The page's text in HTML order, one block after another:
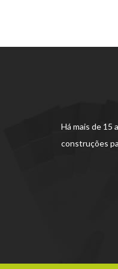
Há mais de 15
construções